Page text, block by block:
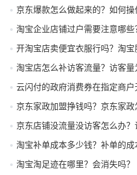
京东爆款怎么做起来的？如何操
淘宝企业店铺过户需要注意哪
开淘宝店卖便宜衣服行吗？淘
淘宝店怎么补访客流量？访客量
云闪付的政府消费券在指定商
京东家政加盟挣钱吗？京东家
京东店铺没流量没访客怎么办
淘宝补单成本多少钱？补单的成
淘宝淘足迹在哪里？会消失吗？